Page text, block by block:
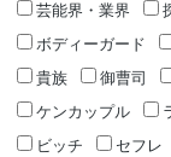
芸能界・業界
ボディーガード
貴族
御曹司
ケンカップル
ビッチ
セフレ